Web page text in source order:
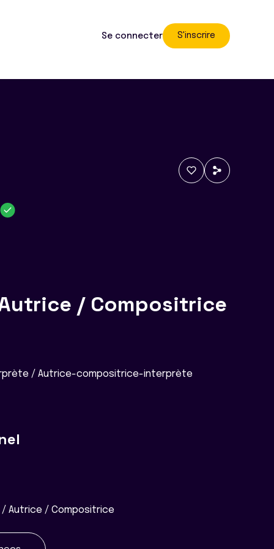
Se connecter S'inscrire
/ Compositrice
/ Autrice-compositrice-interprète
/ Autrice / Compositrice